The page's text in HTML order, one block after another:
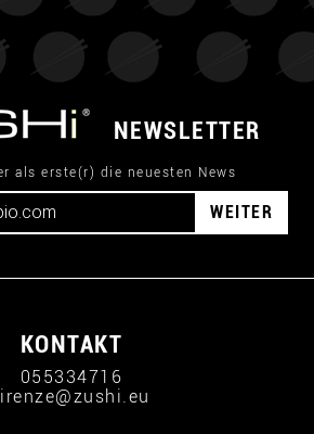
NEWSLETTER
als erste(r) die neuesten News
WEITER
KONTAKT
055334716